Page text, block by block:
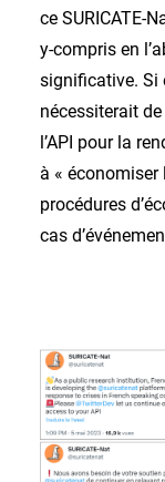
ce SURICATE-
y-compris en
significative. Si
nécessiterait
l’API pour la
à « économiser
procédures
cas